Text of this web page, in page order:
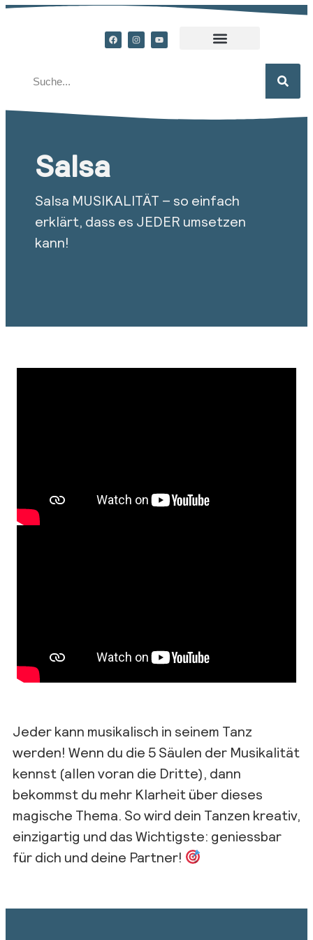
Salsa
Salsa MUSIKALITÄT – so einfach
erklärt, dass es JEDER umsetzen
kann!
Jeder kann musikalisch in seinem Tanz
werden! Wenn du die 5 Säulen der Musikalität
kennst (allen voran die Dritte), dann
bekommst du mehr Klarheit über dieses
magische Thema. So wird dein Tanzen kreativ,
einzigartig und das Wichtigste: geniessbar
für dich und deine Partner!